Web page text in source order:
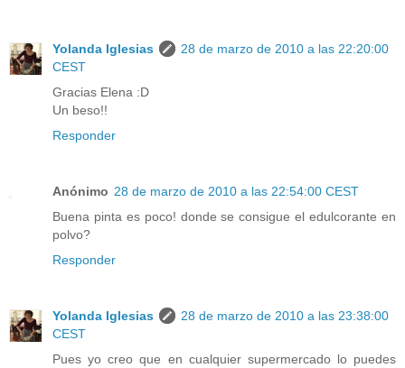
Yolanda Iglesias
28 de marzo de 2010 a las 22:20:00
CEST
Gracias Elena :D
Un beso!!
Responder
Anónimo 28 de marzo de 2010 a las 22:54:00 CEST
Buena pinta es poco! donde se consigue el edulcorante en
polvo?
Responder
Yolanda Iglesias
28 de marzo de 2010 a las 23:38:00
CEST
Pues yo creo que en cualquier supermercado lo puedes